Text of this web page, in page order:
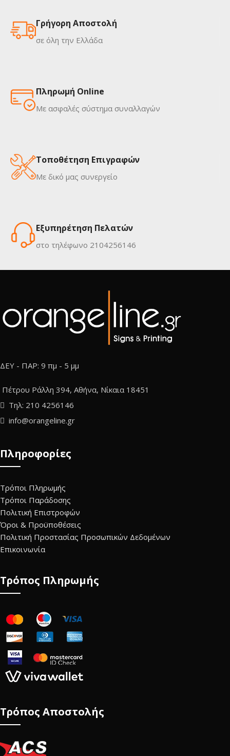
Γρήγορη Αποστολή
σε όλη την Ελλάδα
Πληρωμή Online
Με ασφαλές σύστημα συναλλαγών
Τοποθέτηση Επιγραφών
Με δικό μας συνεργείο
Εξυπηρέτηση Πελατών
στο τηλέφωνο 2104256146
ΔΕΥ - ΠΑΡ: 9 πμ - 5 μμ
Πέτρου Ράλλη 394, Αθήνα, Νίκαια 18451
Τηλ: 210 4256146
info@orangeline.gr
Πληροφορίες
Τρόποι Πληρωμής
Τρόποι Παράδοσης
Πολιτική Επιστροφών
Όροι & Προϋποθέσεις
Πολιτική Προστασίας Προσωπικών Δεδομένων
Επικοινωνία
Τρόπος Πληρωμής
Τρόπος Αποστολής